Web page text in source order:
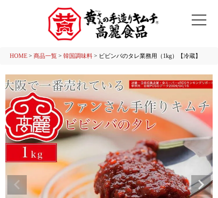
HOME 商品一覧 韓国調味料 ビビンバのタレ業務用（1kg）【冷蔵】